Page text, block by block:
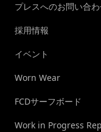
プレスへのお問い合
採用情報
イベント
Worn Wear
FCDサーフボード
Work in Progress